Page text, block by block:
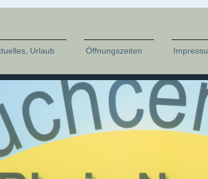
Urlaub Öffnungszeiten